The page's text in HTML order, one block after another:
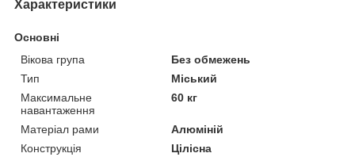
Характеристики
Основні
Вікова група
Без обмежень
Тип
Міський
Максимальне
навантаження
60 кг
Матеріал рами
Алюміній
Конструкція
Цілісна